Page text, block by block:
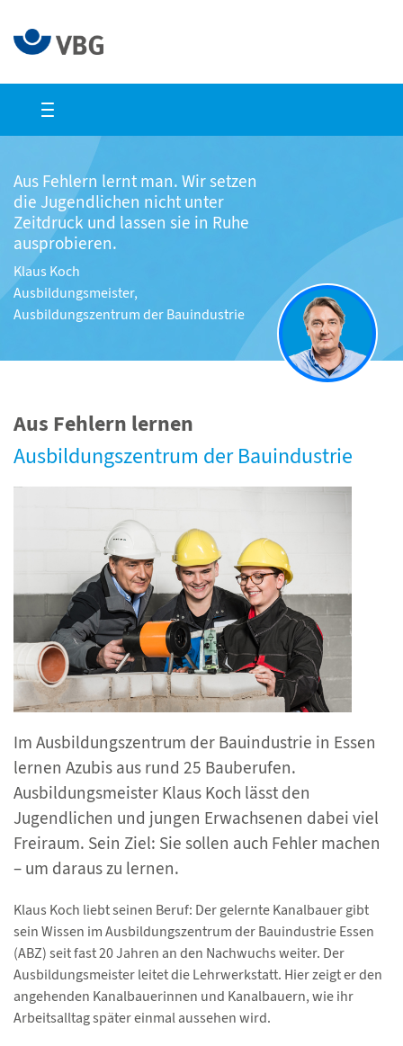
Aus Fehlern lernt man. Wir setzen
die Jugendlichen nicht unter
Zeitdruck und lassen sie in Ruhe
ausprobieren.
Klaus Koch
Ausbildungsmeister,
Ausbildungszentrum der Bauindustrie
Aus Fehlern lernen
Ausbildungszentrum der Bauindustrie
Im Ausbildungszentrum der Bauindustrie in Essen
lernen Azubis aus rund 25 Bauberufen.
Ausbildungsmeister Klaus Koch lässt den
Jugendlichen und jungen Erwachsenen dabei viel
Freiraum. Sein Ziel: Sie sollen auch Fehler machen
– um daraus zu lernen.
Klaus Koch liebt seinen Beruf: Der gelernte Kanalbauer gibt
sein Wissen im Ausbildungszentrum der Bauindustrie Essen
(ABZ) seit fast 20 Jahren an den Nachwuchs weiter. Der
Ausbildungsmeister leitet die Lehrwerkstatt. Hier zeigt er den
angehenden Kanalbauerinnen und Kanalbauern, wie ihr
Arbeitsalltag später einmal aussehen wird.